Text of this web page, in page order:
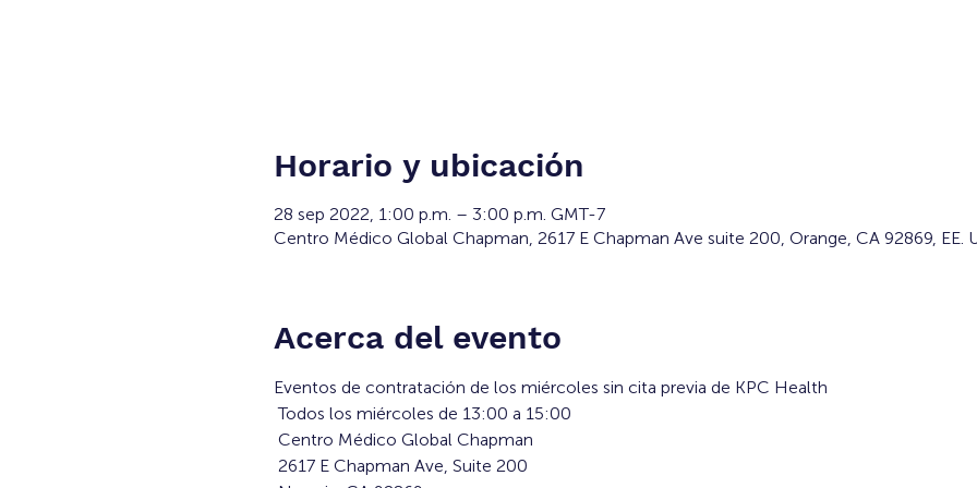
Horario y ubicación
28 sep 2022, 1:00 p.m. – 3:00 p.m. GMT-7
Centro Médico Global Chapman, 2617 E Chapman Ave suite 200, Orange, CA 92869, EE.
Acerca del evento
Eventos de contratación de los miércoles sin cita previa de KPC Health
Todos los miércoles de 13:00 a 15:00
Centro Médico Global Chapman
2617 E Chapman Ave, Suite 200